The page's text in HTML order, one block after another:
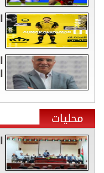
محليات